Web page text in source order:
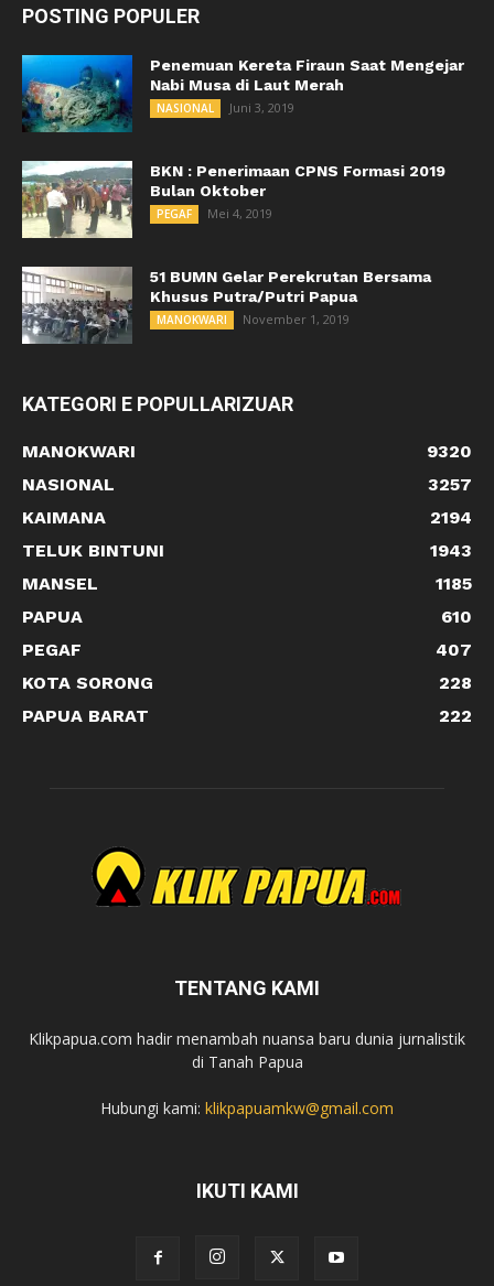
POSTING POPULER
Penemuan Kereta Firaun Saat Mengejar
Nabi Musa di Laut Merah
NASIONAL Juni 3, 2019
BKN : Penerimaan CPNS Formasi 2019
Bulan Oktober
PEGAF Mei 4, 2019
51 BUMN Gelar Perekrutan Bersama
Khusus Putra/Putri Papua
MANOKWARI November 1, 2019
KATEGORI E POPULLARIZUAR
MANOKWARI
9320
NASIONAL
3257
KAIMANA
2194
TELUK BINTUNI
1943
MANSEL
1185
PAPUA
610
PEGAF
407
KOTA SORONG
228
PAPUA BARAT
222
TENTANG KAMI
Klikpapua.com hadir menambah nuansa baru dunia jurnalistik
di Tanah Papua
Hubungi kami: klikpapuamkw@gmail.com
IKUTI KAMI